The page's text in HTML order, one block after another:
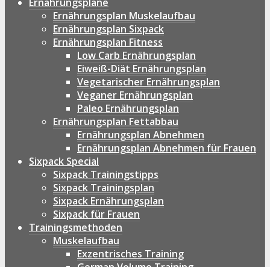
Ernährungsplan Muskelaufbau
Ernährungsplan Sixpack
Ernährungsplan Fitness
Low Carb Ernährungsplan
Eiweiß-Diät Ernährungsplan
Vegetarischer Ernährungsplan
Veganer Ernährungsplan
Paleo Ernährungsplan
Ernährungsplan Fettabbau
Ernährungsplan Abnehmen
Ernährungsplan Abnehmen für Frauen
Sixpack Special
Sixpack Trainingstipps
Sixpack Trainingsplan
Sixpack Ernährungsplan
Sixpack für Frauen
Trainingsmethoden
Muskelaufbau
Exzentrisches Training